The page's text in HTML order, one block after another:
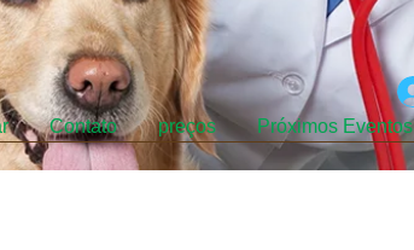
Contato preços Próximos Eventos